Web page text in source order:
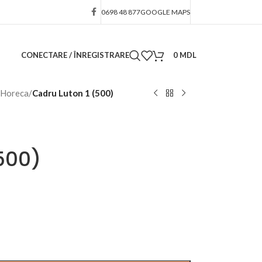
0698 48 877GOOGLE MAPS
CONECTARE / ÎNREGISTRARE 0 MDL
/Cadru Luton 1 (500)